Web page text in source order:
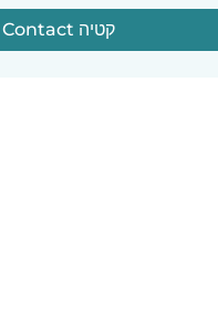
Contact קטיה